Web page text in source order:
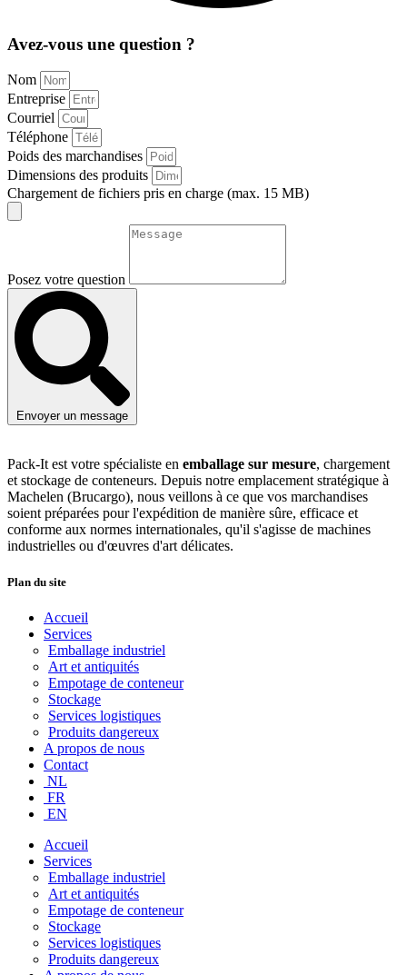
Avez-vous une question ?
Nom
Entreprise
Courriel
Téléphone
Poids des marchandises
Dimensions des produits
Chargement de fichiers pris en charge (max. 15 MB)
Posez votre question
Envoyer un message
Pack-It est votre spécialiste en emballage sur mesure, chargement
et stockage de conteneurs. Depuis notre emplacement stratégique à
Machelen (Brucargo), nous veillons à ce que vos marchandises
soient préparées pour l'expédition de manière sûre, efficace et
conforme aux normes internationales, qu'il s'agisse de machines
industrielles ou d'œuvres d'art délicates.
Plan du site
Accueil
Services
Emballage industriel
Art et antiquités
Empotage de conteneur
Stockage
Services logistiques
Produits dangereux
A propos de nous
Contact
NL
FR
EN
Accueil
Services
Emballage industriel
Art et antiquités
Empotage de conteneur
Stockage
Services logistiques
Produits dangereux